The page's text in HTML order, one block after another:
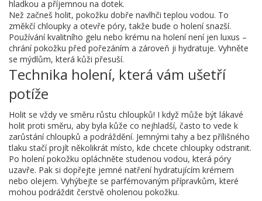
hladkou a příjemnou na dotek.
Než začneš holit, pokožku dobře navlhči teplou vodou. To
změkčí chloupky a otevře póry, takže bude o holení snazší.
Používání kvalitního gelu nebo krému na holení není jen luxus –
chrání pokožku před pořezáním a zároveň ji hydratuje. Vyhněte
se mýdlům, která kůži přesuší.
Technika holení, která vám ušetří
potíže
Holit se vždy ve směru růstu chloupků! I když může být lákavé
holit proti směru, aby byla kůže co nejhladší, často to vede k
zarůstání chloupků a podráždění. Jemnými tahy a bez přílišného
tlaku stačí projít několikrát místo, kde chcete chloupky odstranit.
Po holení pokožku opláchněte studenou vodou, která póry
uzavře. Pak si dopřejte jemné natření hydratujícím krémem
nebo olejem. Vyhýbejte se parfémovaným přípravkům, které
mohou podráždit čerstvě oholenou pokožku.